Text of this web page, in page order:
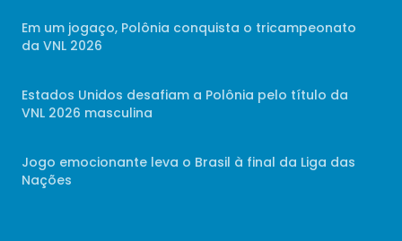
Em um jogaço, Polônia conquista o tricampeonato
da VNL 2026
Estados Unidos desafiam a Polônia pelo título da
VNL 2026 masculina
Jogo emocionante leva o Brasil à final da Liga das
Nações